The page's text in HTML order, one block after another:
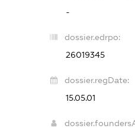
-
dossier.edrpo:
26019345
dossier.regDate:
15.05.01